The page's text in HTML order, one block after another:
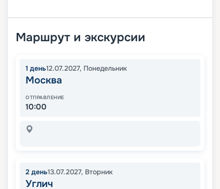
Маршрут и экскурсии
1 день12.07.2027, Понедельник
Москва
ОТПРАВЛЕНИЕ
10:00
2 день13.07.2027, Вторник
Углич